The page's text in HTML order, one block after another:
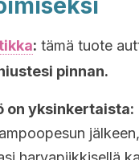
: tämä tuote
pinnan.
on yksinkertaista: